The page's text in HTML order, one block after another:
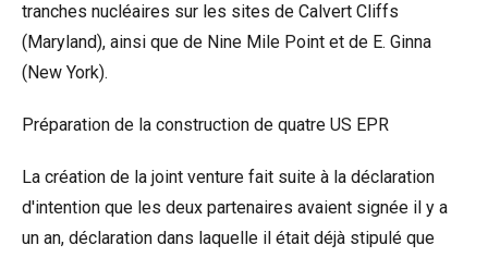
tranches nucléaires sur les sites de Calvert Cliffs
(Maryland), ainsi que de Nine Mile Point et de E. Ginna
(New York).
Préparation de la construction de quatre US EPR
La création de la joint venture fait suite à la déclaration
d'intention que les deux partenaires avaient signée il y a
un an, déclaration dans laquelle il était déjà stipulé que